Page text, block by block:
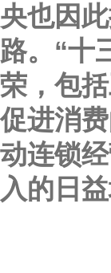
央也因
路。“十
荣，包
促进消
动连锁
入的日